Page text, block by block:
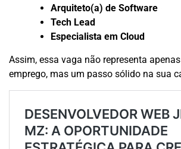
Arquiteto(a) de Software
Tech Lead
Especialista em Cloud
Assim, essa vaga não representa
emprego, mas um passo sólido na sua